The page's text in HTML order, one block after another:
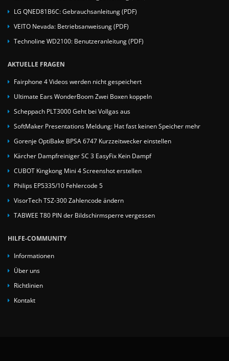
LG QNED81B6C: Gebrauchsanleitung (PDF)
VEITO Nevada: Betriebsanweisung (PDF)
Technoline WD2100: Benutzeranleitung (PDF)
AKTUELLE FRAGEN
Fairphone 4 Videos werden nicht gespeichert
Ultimate Ears WonderBoom Zwei Boxen koppeln
Scheppach PLT3000 Geht bei Vollgas aus
SoftMaker Presentations Meldung: Hat fast keinen Speicher mehr
Gorenje OptiBake BPSA 6747 Kurzzeitwecker einstellen
Kärcher Dampfreiniger SC 3 EasyFix Kein Dampf
CUBOT Kingkong Mini 4 Screenshot erstellen
Philips EP5335/10 Fehlercode 5
VisorTech TSZ-300 Zahlencode ändern
TABWEE T80 PIN der Bildschirmsperre vergessen
HILFE-COMMUNITY
Informationen
Über uns
Richtlinien
Kontakt